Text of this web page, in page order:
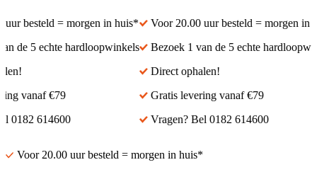
besteld = morgen in huis*
de 5 echte hardloopwinkels
vanaf €79
614600
Voor 20.00 uur besteld = morgen in
Bezoek 1 van de 5 echte
Direct ophalen!
Gratis levering vanaf €79
Vragen? Bel 0182 614600
Voor 20.00 uur besteld = morgen in huis*